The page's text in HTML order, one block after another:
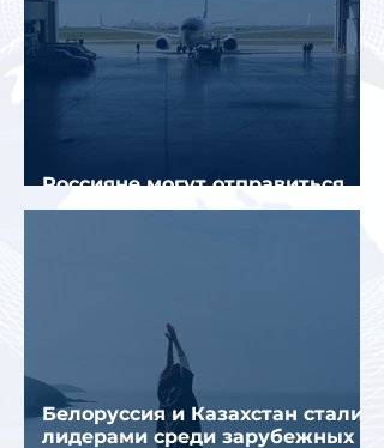
Россияне могут отправиться
прямыми рейсами в 34 страны
Белоруссия и Казахстан стали
лидерами среди зарубежных